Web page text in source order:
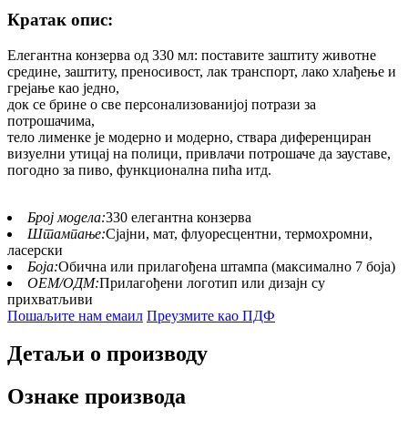
Кратак опис:
Елегантна конзерва од 330 мл: поставите заштиту животне
средине, заштиту, преносивост, лак транспорт, лако хлађење и
грејање као једно,
док се брине о све персонализованијој потрази за
потрошачима,
тело лименке је модерно и модерно, ствара диференциран
визуелни утицај на полици, привлачи потрошаче да зауставе,
погодно за пиво, функционална пића итд.
Број модела:330 елегантна конзерва
Штампање:Сјајни, мат, флуоресцентни, термохромни,
ласерски
Боја:Обична или прилагођена штампа (максимално 7 боја)
ОЕМ/ОДМ:Прилагођени логотип или дизајн су
прихватљиви
Пошаљите нам емаил Преузмите као ПДФ
Детаљи о производу
Ознаке производа